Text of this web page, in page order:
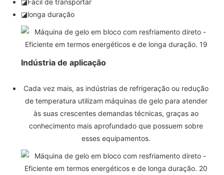
◪longa duração
Indústria de aplicação
Cada vez mais, as indústrias de refrigeração ou redução
de temperatura utilizam máquinas de gelo para atender
às suas crescentes demandas técnicas, graças ao
conhecimento mais aprofundado que possuem sobre
esses equipamentos.